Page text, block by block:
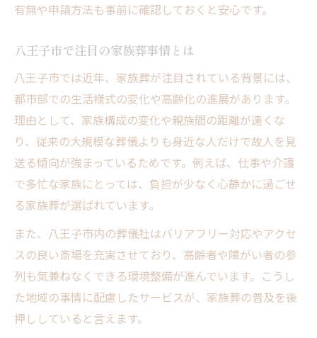
有無や申請方法も事前に確認しておくと安心です。
八王子市で注目の家族葬事情とは
八王子市では近年、家族葬が注目されている背景には、
都市部での生活様式の変化や高齢化の進展があります。
理由として、家族構成の変化や親族間の距離が遠くな
り、従来の大規模な葬儀よりも身近な人だけで故人を見
送る傾向が強まっているためです。例えば、仕事や介護
で多忙な家族にとっては、負担が少なく心静かに過ごせ
る家族葬が選ばれています。
また、八王子市内の葬儀社はバリアフリー対応やアクセ
スの良い斎場を充実させており、高齢者や障がい者の参
列も気兼ねなくできる環境整備が進んでいます。こうし
た地域の事情に配慮したサービスが、家族葬の普及を後
押ししていると言えます。